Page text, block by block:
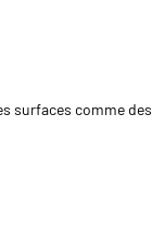
surfaces comme des